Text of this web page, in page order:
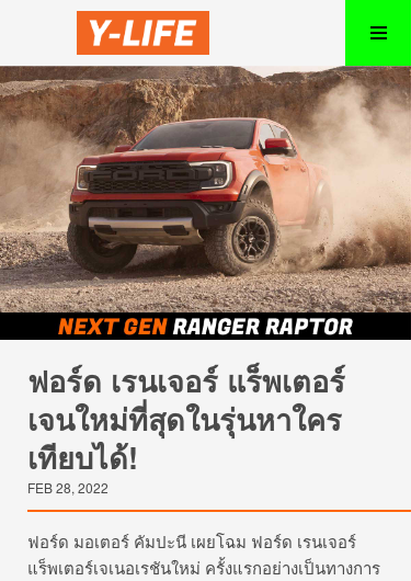
ฟอร์ด เรนเจอร์ แร็พเตอร์
เจนใหม่ที่สุดในรุ่นหาใคร
เทียบได้!
FEB 28, 2022
ฟอร์ด มอเตอร์ คัมปะนี เผยโฉม ฟอร์ด เรนเจอร์
แร็พเตอร์เจเนอเรชันใหม่ ครั้งแรกอย่างเป็นทางการ